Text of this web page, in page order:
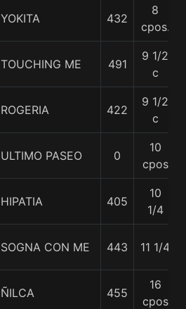
YOKITA 432
8
cpos.
TOUCHING ME 491
9 1/2
c
ROGERIA 422
9 1/2
c
ULTIMO PASEO 0
10
cpos
HIPATIA 405
10
1/4
SOGNA CON ME 443 11 1/4
ÑILCA 455
16
cpos